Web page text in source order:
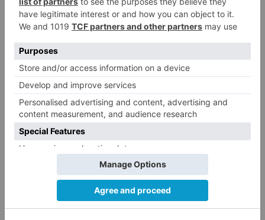
1
Detienen a un joven de 27 años
por el robo de cableado y por
atentado contra los agentes
2
Calor y posibles tormentas en
Burgos durante el eclipse del 12
3
refuerzo del Burgos CF para la
temporada 2026/27
El Burgos CF anuncia que Álex